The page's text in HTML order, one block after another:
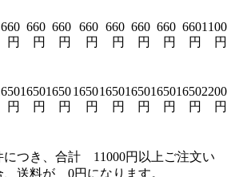
660
円
660
円
660
円
660
円
660
円
660
円
660
円
660
円
1100
円
円
1650
円
1650
円
1650
円
1650
円
1650
円
1650
円
1650
円
2200
円
につき、合計 11000円以上ご注文い
、送料が 0円になります。